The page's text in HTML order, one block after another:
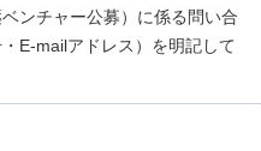
ンチャー公募）に係る問い合
E-mailアドレス）を明記して